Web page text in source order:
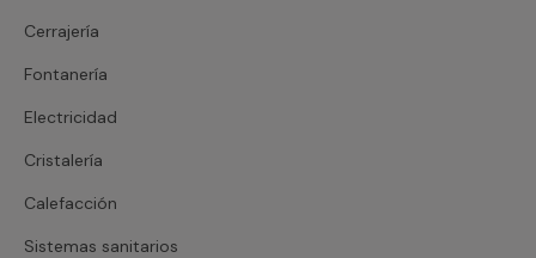
Cerrajería
Fontanería
Electricidad
Cristalería
Calefacción
Sistemas sanitarios